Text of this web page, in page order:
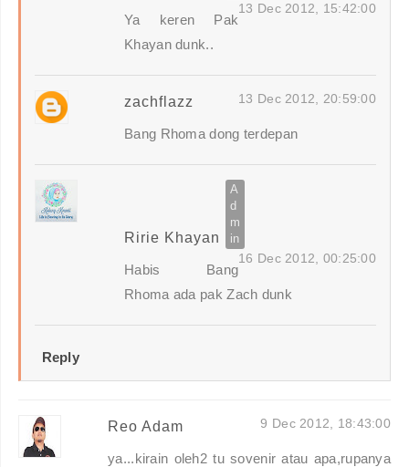
13 Dec 2012, 15:42:00
Ya keren Pak
Khayan dunk..
zachflazz 13 Dec 2012, 20:59:00
Bang Rhoma dong terdepan
Ririe Khayan
16 Dec 2012, 00:25:00
Habis Bang
Rhoma ada pak Zach dunk
Reply
Reo Adam 9 Dec 2012, 18:43:00
ya...kirain oleh2 tu sovenir atau apa,rupanya